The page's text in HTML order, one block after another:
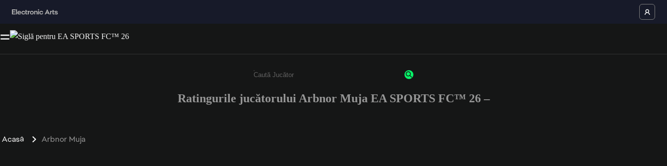
Enter a minimum of 3 characters or numbers
Ratingurile jucătorului Arbnor Muja EA SPORTS FC™ 26 –
Acasă Arbnor Muja